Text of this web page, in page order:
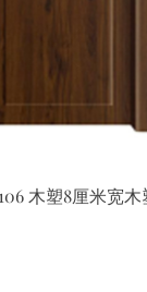
木塑8厘米宽木